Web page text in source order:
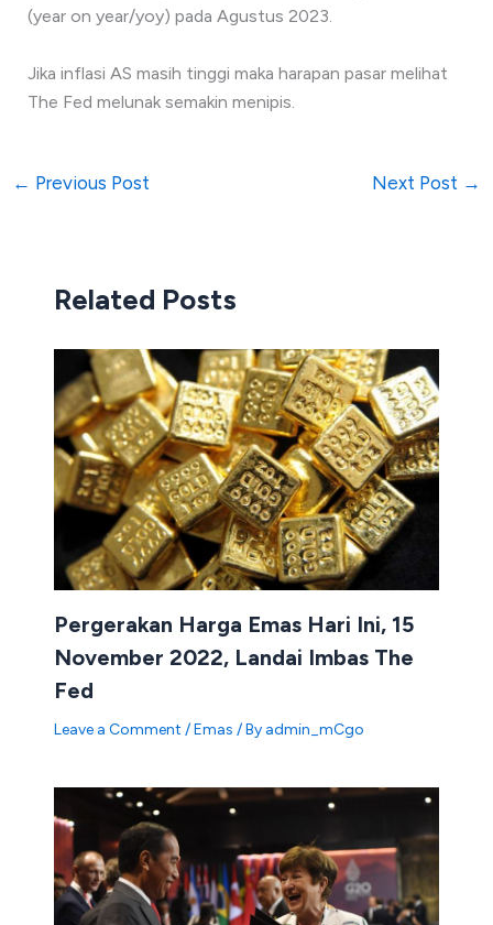
(year on year/yoy) pada Agustus 2023.
Jika inflasi AS masih tinggi maka harapan pasar melihat
The Fed melunak semakin menipis.
← Previous Post Next Post →
Related Posts
Pergerakan Harga Emas Hari Ini, 15
November 2022, Landai Imbas The
Fed
Leave a Comment /Emas / By admin_mCgo